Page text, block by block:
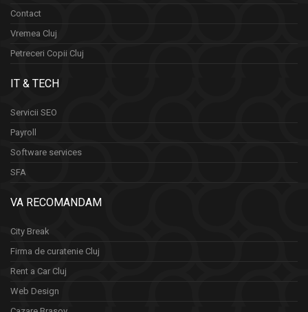
Contact
Vremea Cluj
Petreceri Copii Cluj
IT & TECH
Servicii SEO
Payroll
Software services
SFA
VA RECOMANDAM
City Break
Firma de curatenie Cluj
Rent a Car Cluj
Web Design